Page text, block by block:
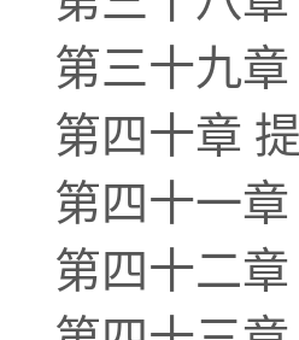
第三十九
第四十章
第四十一
第四十二